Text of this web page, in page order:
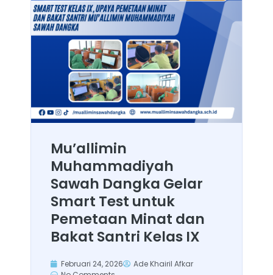
Mu’allimin
Muhammadiyah
Sawah Dangka Gelar
Smart Test untuk
Pemetaan Minat dan
Bakat Santri Kelas IX
Februari 24, 2026
Ade Khairil Afkar